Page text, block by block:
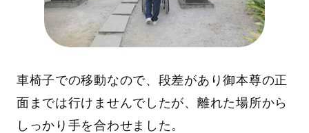
車椅子での移動なので、段差があり御本尊の正
面までは行けませんでしたが、離れた場所から
しっかり手を合わせました。